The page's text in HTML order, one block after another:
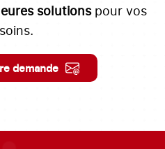
solutionspour vos
demande